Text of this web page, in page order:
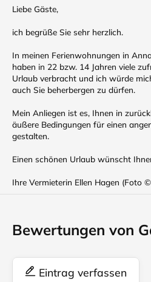
Liebe Gäste,
ich begrüße Sie sehr herzlich.
In meinen Ferienwohnungen in
haben in 22 bzw. 14 Jahren viele
Urlaub verbracht und ich würde
auch Sie beherbergen zu dürfen.
Mein Anliegen ist es, Ihnen in
äußere Bedingungen für einen
gestalten.
Einen schönen Urlaub wünscht
Ihre Vermieterin Ellen Hagen (Foto
Bewertungen von
Eintrag verfassen